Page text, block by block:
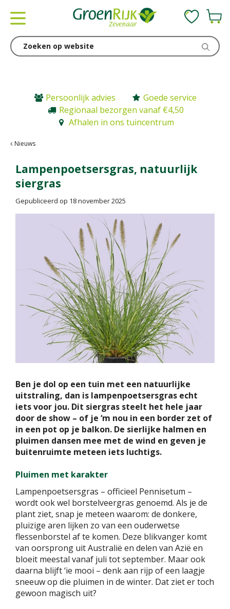
Persoonlijk advies
Goede service
Regionaal bezorgen vanaf €4,50
Afhalen in ons tuincentrum
Nieuws
Lampenpoetsersgras, natuurlijk
siergras
Gepubliceerd op 18 november 2025
Ben je dol op een tuin met een natuurlijke
uitstraling, dan is lampenpoetsersgras echt
iets voor jou. Dit siergras steelt het hele jaar
door de show – of je ‘m nou in een border zet of
in een pot op je balkon. De sierlijke halmen en
pluimen dansen mee met de wind en geven je
buitenruimte meteen iets luchtigs.
Pluimen met karakter
Lampenpoetsersgras – officieel Pennisetum –
wordt ook wel borstelveergras genoemd. Als je de
plant ziet, snap je meteen waarom: de donkere,
pluizige aren lijken zo van een ouderwetse
flessenborstel af te komen. Deze blikvanger komt
van oorsprong uit Australië en delen van Azië en
bloeit meestal vanaf juli tot september. Maar ook
daarna blijft ‘ie mooi – denk aan rijp of een laagje
sneeuw op die pluimen in de winter. Dat ziet er toch
gewoon magisch uit?